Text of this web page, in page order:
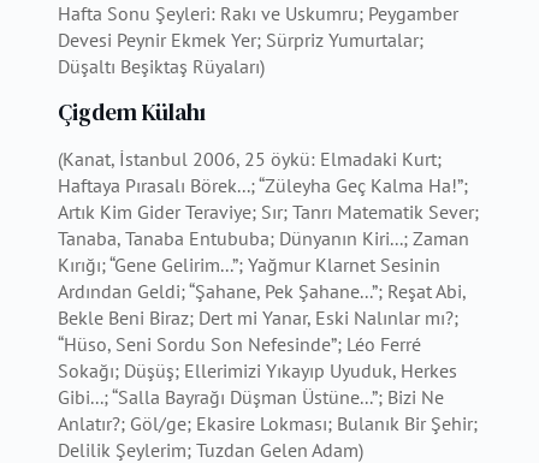
Hafta Sonu Şeyleri: Rakı ve Uskumru; Peygamber
Devesi Peynir Ekmek Yer; Sürpriz Yumurtalar;
Düşaltı Beşiktaş Rüyaları)
Çigdem Külahı
(Kanat, İstanbul 2006, 25 öykü: Elmadaki Kurt;
Haftaya Pırasalı Börek...; “Züleyha Geç Kalma Ha!”;
Artık Kim Gider Teraviye; Sır; Tanrı Matematik Sever;
Tanaba, Tanaba Entububa; Dünyanın Kiri...; Zaman
Kırığı; “Gene Gelirim...”; Yağmur Klarnet Sesinin
Ardından Geldi; “Şahane, Pek Şahane...”; Reşat Abi,
Bekle Beni Biraz; Dert mi Yanar, Eski Nalınlar mı?;
“Hüso, Seni Sordu Son Nefesinde”; Léo Ferré
Sokağı; Düşüş; Ellerimizi Yıkayıp Uyuduk, Herkes
Gibi...; “Salla Bayrağı Düşman Üstüne...”; Bizi Ne
Anlatır?; Göl/ge; Ekasire Lokması; Bulanık Bir Şehir;
Delilik Şeylerim; Tuzdan Gelen Adam)